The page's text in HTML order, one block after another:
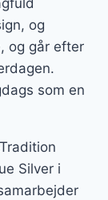
og
og går efter
som en
Silver i